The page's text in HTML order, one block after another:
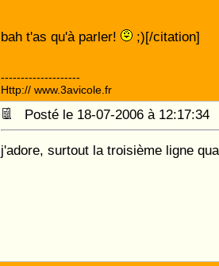
bah t'as qu'à parler! ;)[/citation]
--------------------
Http:// www.3avicole.fr
Posté le 18-07-2006 à
j'adore, surtout la troisième ligne